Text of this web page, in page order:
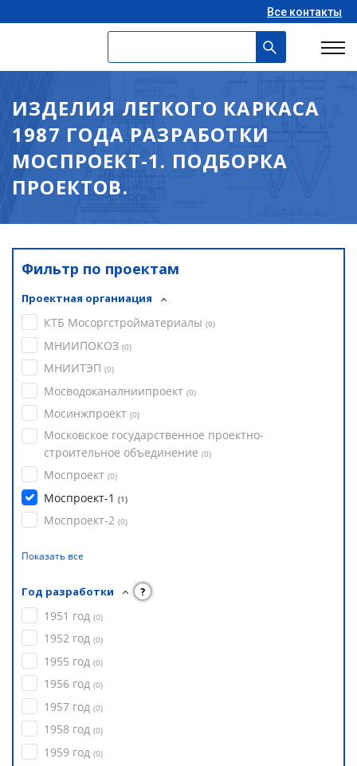
Все контакты
ИЗДЕЛИЯ ЛЕГКОГО КАРКАСА
1987 ГОДА РАЗРАБОТКИ
МОСПРОЕКТ-1. ПОДБОРКА
ПРОЕКТОВ.
Фильтр по проектам
Проектная органиация
КТБ Мосоргстройматериалы (0)
МНИИПОКОЗ (0)
МНИИТЭП (0)
Мосводоканалниипроект (0)
Мосинжпроект (0)
Московское государственное проектно-
строительное объединение (0)
Моспроект (0)
Моспроект-1 (1)
Моспроект-2 (0)
Показать все
Год разработки ?
1951 год (0)
1952 год (0)
1955 год (0)
1956 год (0)
1957 год (0)
1958 год (0)
1959 год (0)